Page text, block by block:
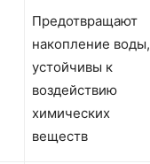
Предотвращают
накопление воды,
устойчивы к
воздействию
химических
веществ